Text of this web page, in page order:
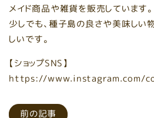
メイド商品や雑貨を販売しています。
少しでも、種子島の良さや美味しい
しいです。
【ショップSNS】
https://www.instagram.com/
前の記事